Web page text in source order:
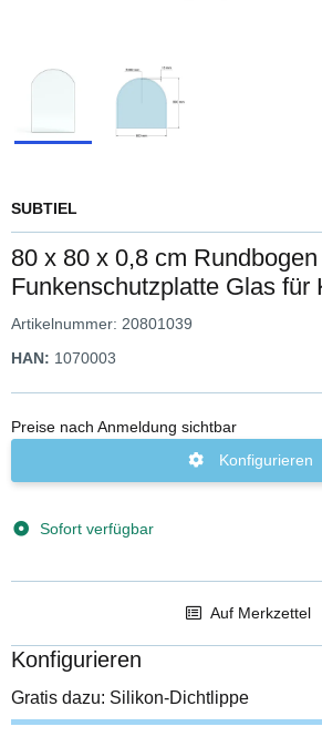
SUBTIEL
80 x 80 x 0,8 cm Rundbogen
Funkenschutzplatte Glas für
Artikelnummer: 20801039
HAN: 1070003
Preise nach Anmeldung sichtbar
Konfigurieren
Sofort verfügbar
Auf Merkzettel
Konfigurieren
Gratis dazu: Silikon-Dichtlippe